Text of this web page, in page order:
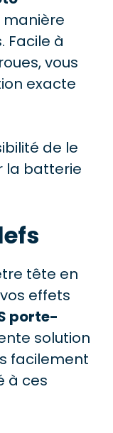
Facile à
vous
exacte
de le
la batterie
tête en
effets
porte-
solution
facilement
à ces